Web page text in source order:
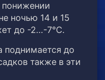
ночью 14 и 15
до -2…-7°C.
поднимается до
также в эти